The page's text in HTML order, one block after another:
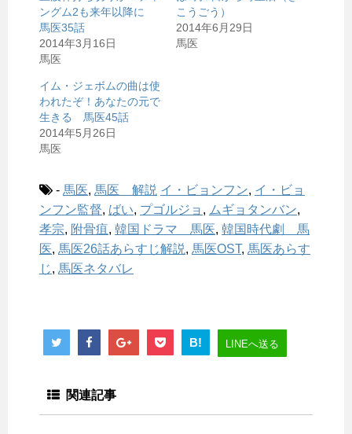
ングム2も来年以降に
馬医35話
2014年3月16日
馬医
こうごう）
2014年6月29日
馬医
イム・ジェボムの曲は使
われたぞ！あなたの元で
生きる 馬医45話
2014年5月26日
馬医
- 馬医, 馬医 解説 イ・ビョンフン, イ・ビョ
ンフン監督, ばい, プゴルジョ , ムギョタンバン,
孝宗, 附骨疽, 韓国ドラマ 馬医, 韓国時代劇 馬
医, 馬医26話あらすじ解説, 馬医OST, 馬医あらす
じ, 馬医ネタバレ
B! LINEへ送る
関連記事